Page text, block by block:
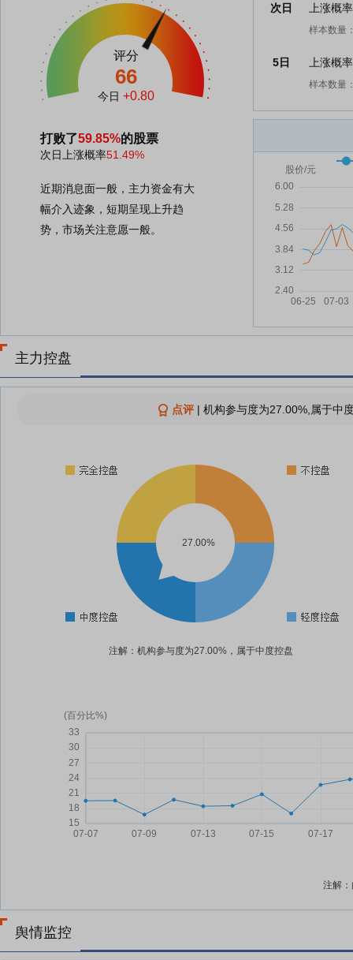
评分
66
今日 +0.80
打败了59.85%的股票
次日上涨概率51.49%
近期消息面一般，主力资金有大
幅介入迹象，短期呈现上升趋
势，市场关注意愿一般。
次日 上涨概
样本数量
5日 上涨概
样本数量
主力控盘
点评| 机构参与度为27.00%,属于中
27.00%
注解：机构参与度为27.00%，属于中度控盘
注解
舆情监控